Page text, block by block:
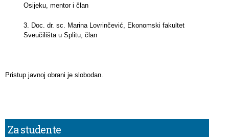
Osijeku, mentor i član
3. Doc. dr. sc. Marina Lovrinčević, Ekonomski fakultet
Sveučilišta u Splitu, član
Pristup javnoj obrani je slobodan.
Za studente